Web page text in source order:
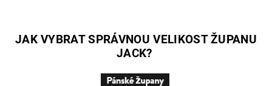
JAK VYBRAT SPRÁVNOU VELIKOST ŽUPANU
JACK?